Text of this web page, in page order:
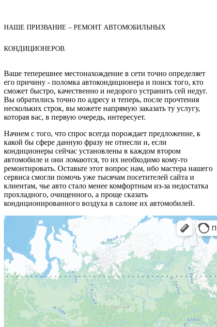
НАШЕ ПРИЗВАНИЕ – РЕМОНТ АВТОМОБИЛЬНЫХ
КОНДИЦИОНЕРОВ.
Ваше теперешнее местонахождение в сети точно определяет
его причину - поломка автокондиционера и поиск того, кто
сможет быстро, качественно и недорого устранить сей недуг.
Вы обратились точно по адресу и теперь, после прочтения
нескольких строк, вы можете напрямую заказать ту услугу,
которая вас, в первую очередь, интересует.
Начнем с того, что спрос всегда порождает предложение, к
какой бы сфере данную фразу не отнесли и, если
кондиционеры сейчас установлены в каждом втором
автомобиле и они ломаются, то их необходимо кому-то
ремонтировать. Оставьте этот вопрос нам, ибо мастера нашего
сервиса смогли помочь уже тысячам посетителей сайта и
клиентам, чье авто стало менее комфортным из-за недостатка
прохладного, очищенного, а проще сказать
кондиционированного воздуха в салоне их автомобилей.